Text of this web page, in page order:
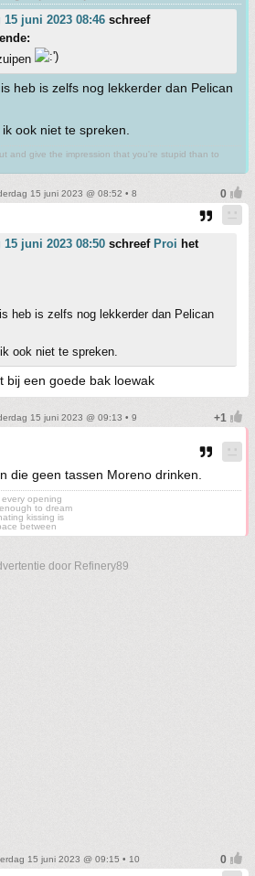
juni 2023 08:46 schreef
heb is zelfs nog lekkerder dan Pelican
ook niet te spreken.
and give the impression that you're stupid than to
15 juni 2023 @ 08:52 • 8
juni 2023 08:50 schreef Proi het
heb is zelfs nog lekkerder dan Pelican
ook niet te spreken.
bij een goede bak loewak
15 juni 2023 @ 09:13 • 9
die geen tassen Moreno drinken.
opening
to dream
kissing is
between
door Refinery89
15 juni 2023 @ 09:15 • 10